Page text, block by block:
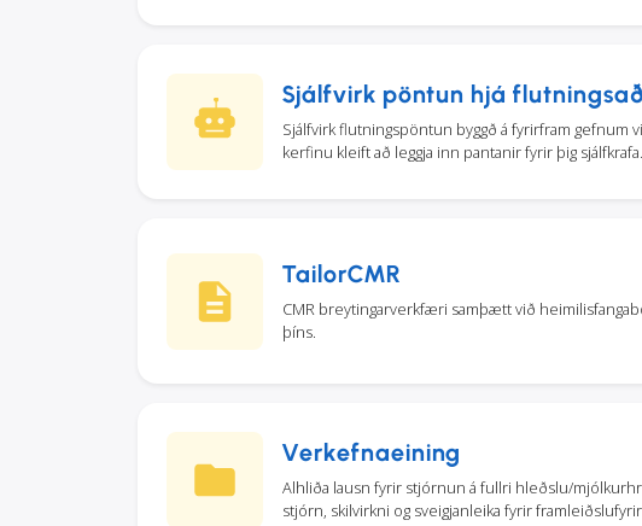
Sjálfvirk pöntun hjá
Sjálfvirk flutningspöntun byggð á fyrirfram gefnum
kerfinu kleift að leggja inn pantanir fyrir þig sjálfkrafa.
TailorCMR
CMR breytingarverkfæri samþætt við
þíns.
Verkefnaeining
Alhliða lausn fyrir stjórnun á fullri hleðslu/
stjórn, skilvirkni og sveigjanleika fyrir